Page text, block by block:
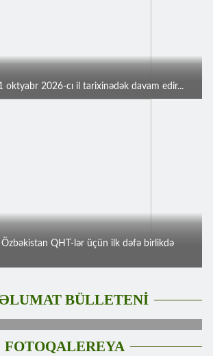
oktyabr 2026-cı il tarixinədək davam edir...
QHT-lər üçün ilk dəfə birlikdə
BÜLLETENİ
FOTOQALEREYA